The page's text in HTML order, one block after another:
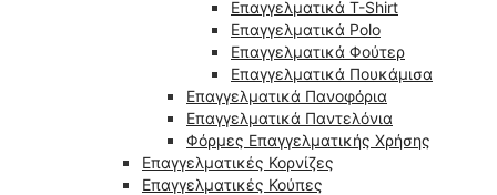
Επαγγελματικά T-Shirt
Επαγγελματικά Polo
Επαγγελματικά Φούτερ
Επαγγελματικά Πουκάμισα
Επαγγελματικά Πανοφόρια
Επαγγελματικά Παντελόνια
Φόρμες Επαγγελματικής Χρήσης
Επαγγελματικές Κορνίζες
Επαγγελματικές Κούπες